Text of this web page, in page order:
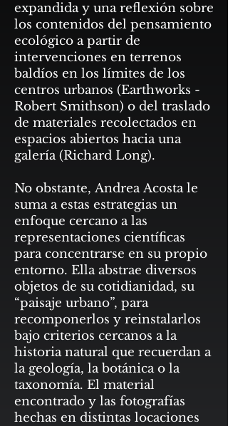
expandida y una reflexión sobre
los contenidos del pensamiento
ecológico a partir de
intervenciones en terrenos
baldíos en los límites de los
centros urbanos (Earthworks -
Robert Smithson) o del traslado
de materiales recolectados en
espacios abiertos hacia una
galería (Richard Long).
No obstante, Andrea Acosta le
suma a estas estrategias un
enfoque cercano a las
representaciones científicas
para concentrarse en su propio
entorno. Ella abstrae diversos
objetos de su cotidianidad, su
“paisaje urbano”, para
recomponerlos y reinstalarlos
bajo criterios cercanos a la
historia natural que recuerdan a
la geología, la botánica o la
taxonomía. El material
encontrado y las fotografías
hechas en distintas locaciones